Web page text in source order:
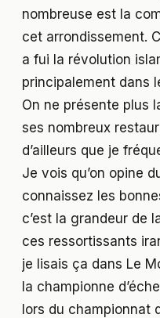
nombreuse est la
cet arrondissement.
a fui la révolution
principalement dans
On ne présente plus
ses nombreux
d’ailleurs que je
Je vois qu’on opine
connaissez les
c’est la grandeur de
ces ressortissants
je lisais ça dans Le
la championne
lors du championnat